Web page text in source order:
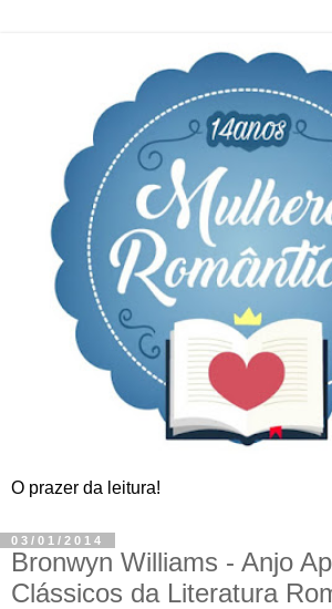
O prazer da leitura!
03/01/2014
Bronwyn Williams - Anjo
Clássicos da Literatura